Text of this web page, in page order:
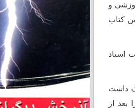
آموزشى و
کتاب
استاد
داشت
از